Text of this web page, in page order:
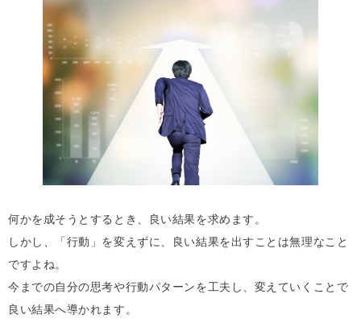
何かを成そうとするとき、良い結果を求めます。
しかし、「行動」を変えずに、良い結果を出すことは無理なこと
ですよね。
今までの自分の思考や行動パターンを工夫し、変えていくことで
良い結果へ導かれます。